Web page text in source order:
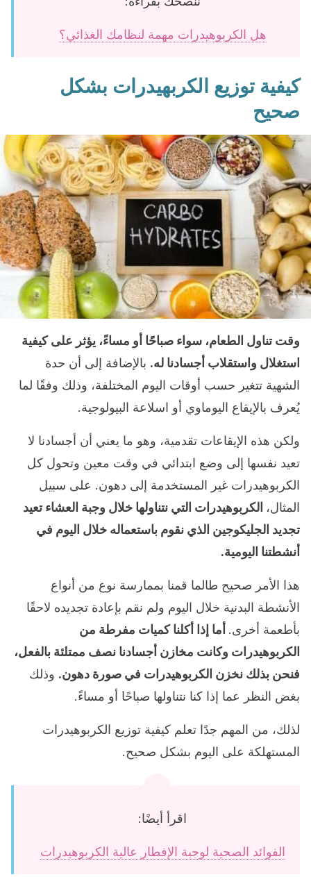
هل الكربوهيدرات مهمة لنظامك الغذائي؟
كيفية توزيع الكربهيدرات بشكل
صحيح
وقت تناول الطعام، سواء صباحًا أو مساءً، يؤثر على كيفية
استغلال واستقلاب أجسادنا له. بالإضافة إلى أن حدة
الشهية تتغير حسب أوقات اليوم المختلفة، وذلك وفقًا لما
يُعرف بالإيقاع اليوماوي أو اسلاعة البيولوجية.
ولكن هذه الإيقاعات تقدمية، وهو ما يعني أن أجسادنا لا
تعيد نفسها إلى وضع ابتدائي في وقت معين وتحول كل
الكربوهيدرات غير المستخدمة إلى دهون. على سبيل
المثال، الكربوهيدرات التي نتناولها خلال وجبة العشاء تعيد
تجديد الجليكوجين الذي نقوم باستعماله خلال اليوم في
أنشطتنا اليومية.
هذا الأمر صحيح طالما قمنا بممارسة نوع من أنواع
الأنشطة البدنية خلال اليوم ولم نقم بإعادة تجديده لاحقًا
بأطعمة أخرى. أما إذا أكلنا كميات مفرطة من
الكربوهيدرات وكانت مخازن أجسادنا نصف ممتلئة بالفعل،
فنحن بذلك نخزن الكربوهيدرات في صورة دهون. وذلك
بغض النظر عما إذا كنا نتناولها صباحًا أو مساءً.
لذلك، من المهم جدًا تعلم كيفية توزيع الكربوهيدرات
المستهلكة على اليوم بشكل صحيح.
اقرأ أيضًا:
الفوائد الصحية لوجبة الإفطار عالية الكربوهيدرات